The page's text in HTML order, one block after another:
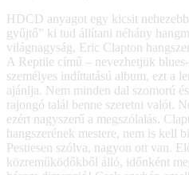
HDCD anyagot egy kicsit
gyűjtő” ki tud állítani néhány
világnagyság, Eric Clapton
A Reptile című – nevezhetjük
személyes indíttatású album, ezt a
ajánlja. Nem minden dal szomorú
rajongó talál benne szeretni valót.
ezért nagyszerű a megszólalás.
hangszerének mestere, nem is kell
Pestiesen szólva, nagyon ott van.
közreműködőkből álló, időnként